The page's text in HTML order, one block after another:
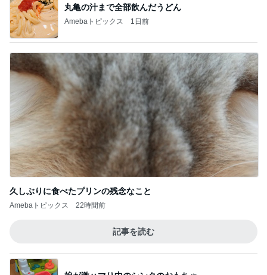
丸亀の汁まで全部飲んだうどん
Amebaトピックス 1日前
久しぶりに食べたプリンの残念なこと
Amebaトピックス 22時間前
記事を読む